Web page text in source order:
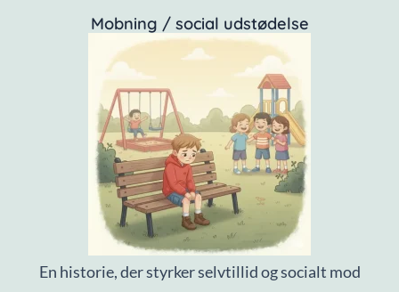
Mobning / social udstødelse
En historie, der styrker selvtillid og socialt mod